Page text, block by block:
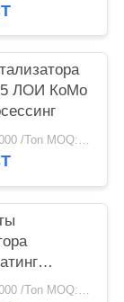
ЛОИ КоМо
USD3000-30000 /Ton MOQ:1 кг
USD3000-30000 /Ton MOQ:1 кг